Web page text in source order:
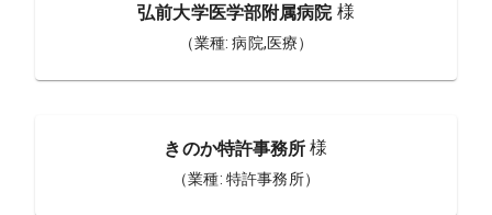
弘前大学医学部附属病院 様
（業種:病院,医療）
きのか特許事務所 様
（業種: 特許事務所）